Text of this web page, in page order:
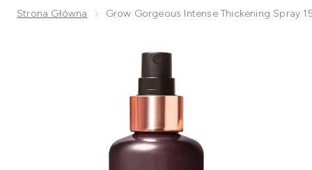
Strona Główna Grow Gorgeous Intense Thickening Spray